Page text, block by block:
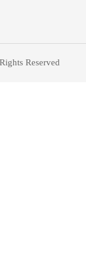
Reserved